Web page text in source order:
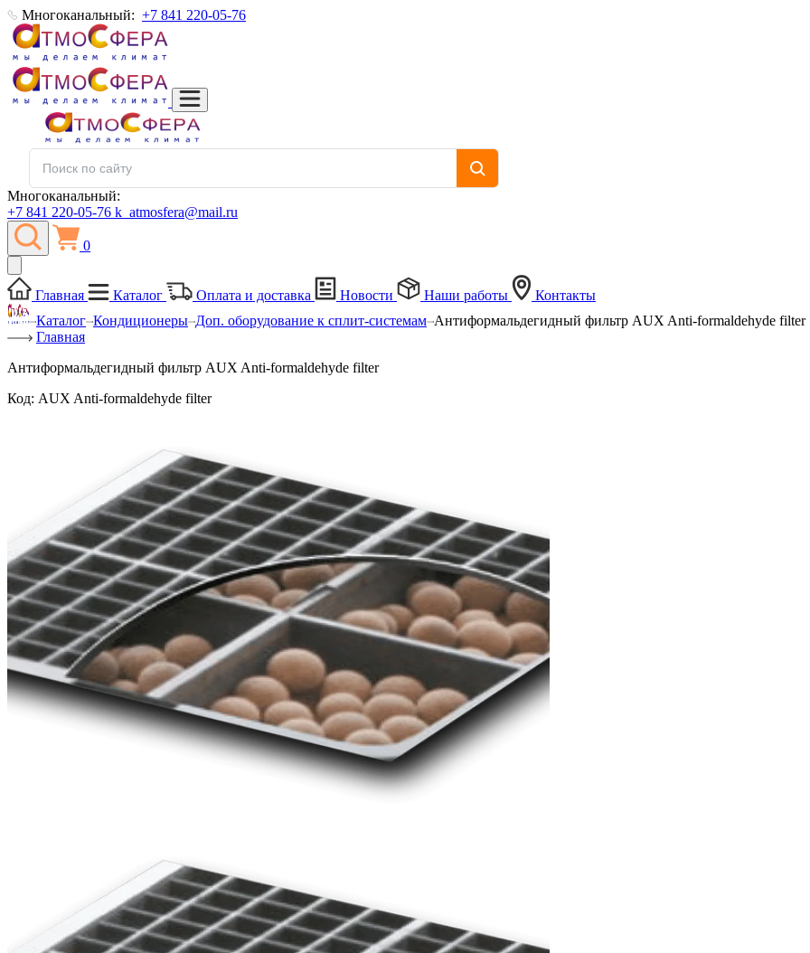
Многоканальный: +7 841 220-05-76
Многоканальный:
+7 841 220-05-76 k_atmosfera@mail.ru
0
Главная Каталог Оплата и доставка Новости Наши работы
Контакты
Каталог Кондиционеры Доп. оборудование к сплит-системам Антиформальдегидный фильтр AUX Anti-formaldehyde filter
Главная
Антиформальдегидный фильтр AUX Anti-formaldehyde filter
Код: AUX Anti-formaldehyde filter